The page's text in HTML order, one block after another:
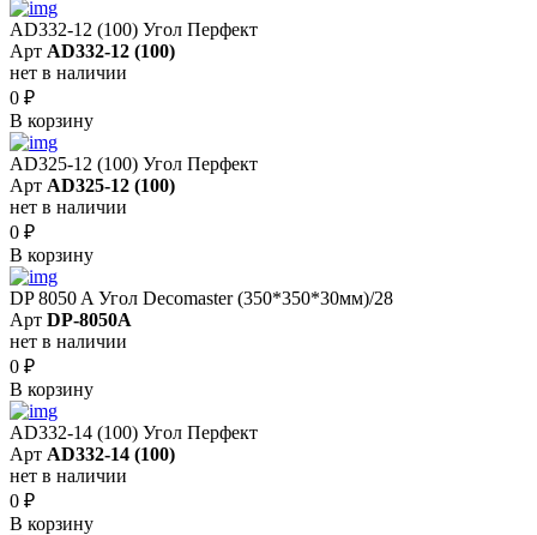
AD332-12 (100) Угол Перфект
Арт AD332-12 (100)
нет в наличии
0 ₽
В корзину
AD325-12 (100) Угол Перфект
Арт AD325-12 (100)
нет в наличии
0 ₽
В корзину
DP 8050 A Угол Decomaster (350*350*30мм)/28
Арт DP-8050A
нет в наличии
0 ₽
В корзину
AD332-14 (100) Угол Перфект
Арт AD332-14 (100)
нет в наличии
0 ₽
В корзину